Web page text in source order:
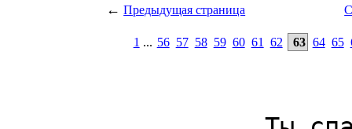
← Предыдущая страница
1 ... 56 57 58 59 60 61 62 63 64 65